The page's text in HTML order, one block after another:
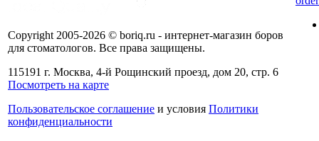
Copyright 2005-2026 © boriq.ru - интернет-магазин боров
для стоматологов. Все права защищены.
115191 г. Москва, 4-й Рощинский проезд, дом 20, стр. 6
Посмотреть на карте
Пользовательское соглашение и условия Политики
конфиденциальности